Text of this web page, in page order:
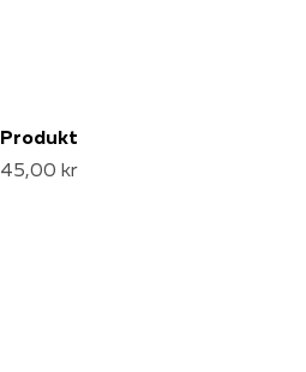
Produkt
45,00 kr